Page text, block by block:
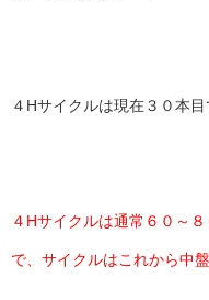
４Hサイクルは現在３０本目
４Hサイクルは通常６０～
で、サイクルはこれから中